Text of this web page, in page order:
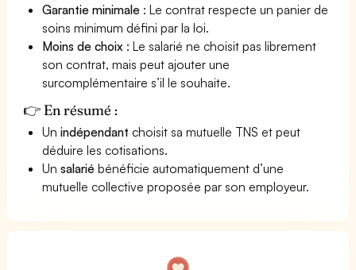
Garantie minimale : Le contrat respecte un panier de
soins minimum défini par la loi.
Moins de choix : Le salarié ne choisit pas librement
son contrat, mais peut ajouter une
surcomplémentaire s’il le souhaite.
👉 En résumé :
Unindépendant choisit sa mutuelle TNS et peut
déduire les cotisations.
Unsalarié bénéficie automatiquement d’une
mutuelle collective proposée par son employeur.